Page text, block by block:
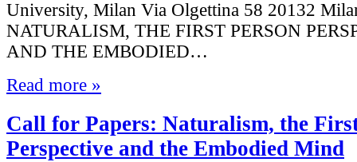
University, Milan Via Olgettina 58 20132
NATURALISM, THE FIRST PERSON
AND THE EMBODIED…
Read more »
Call for Papers: Naturalism, the
Perspective and the Embodied Mind